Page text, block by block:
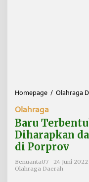
Homepage / Olahraga
Olahraga
Baru
Diharapkan
di Porprov
Benuanta07
24 Juni 2022
Olahraga Daerah